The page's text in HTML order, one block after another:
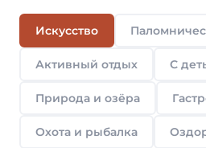
Искусство
Активный отдых С
Природа и озёра
Охота и рыбалка